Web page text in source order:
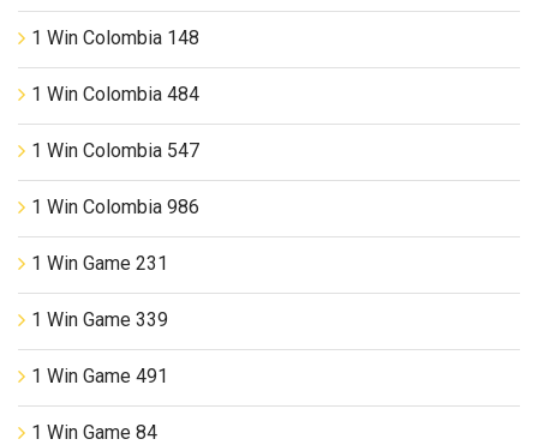
1 Win Colombia 148
1 Win Colombia 484
1 Win Colombia 547
1 Win Colombia 986
1 Win Game 231
1 Win Game 339
1 Win Game 491
1 Win Game 84